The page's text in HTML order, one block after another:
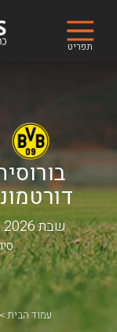
תפריט
שבת 09.05.2026 | 20:00
עמוד הבית